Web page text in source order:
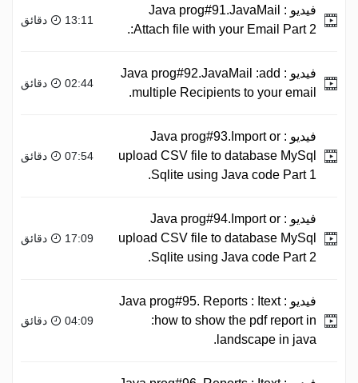
فيديو : Java prog#91.JavaMail
:Attach file with your Email Part 2.
13:11 دقائق
فيديو : Java prog#92.JavaMail :add
multiple Recipients to your email.
02:44 دقائق
فيديو : Java prog#93.Import or
upload CSV file to database MySql
Sqlite using Java code Part 1.
07:54 دقائق
فيديو : Java prog#94.Import or
upload CSV file to database MySql
Sqlite using Java code Part 2.
17:09 دقائق
فيديو : Java prog#95. Reports : Itext
:how to show the pdf report in
landscape in java.
04:09 دقائق